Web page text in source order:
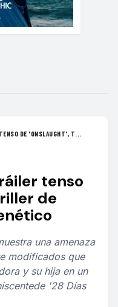
DE 'ONSLAUGHT', T...
tenso
de
una amenaza
modificados que
y su hija en un
'28 Días